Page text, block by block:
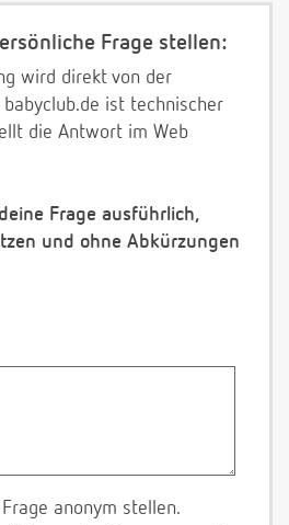
Frage stellen:
wird direkt von der
ist technischer
die Antwort im Web
Frage ausführlich,
und ohne Abkürzungen
anonym stellen.